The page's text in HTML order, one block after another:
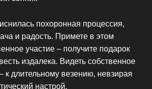
похоронная процессия,
и радость. Примете в этом
участие – получите подарок
издалека. Видеть собственное
к длительному везению, невзирая
настрой.